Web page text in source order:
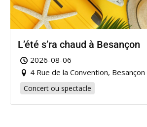
L’été s’ra chaud à Besançon
2026-08-06
4 Rue de la Convention, Besançon
Concert ou spectacle